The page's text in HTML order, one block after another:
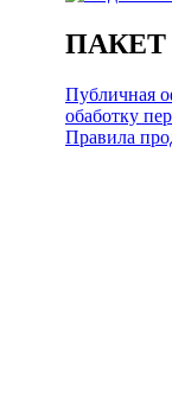
Публичная
обаботку
Правила